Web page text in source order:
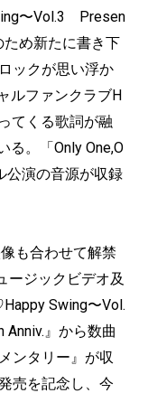
〜Vol.3 Presen
ため新たに書き下
ックが思い浮か
ルファンクラブH
てくる歌詞が融
る。「Only One,O
公演の音源が収録
も合わせて解禁
ージックビデオ及
Swing〜Vol.
』から数曲
ンタリー』が収
売を記念し、今